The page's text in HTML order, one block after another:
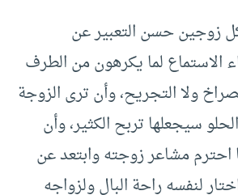
زوجين حسن التعبير عن
الاستماع لما يكرهون من الطرف
ولا التجريح، وأن ترى الزوجة
سيجعلها تربح الكثير، وأن
احترم مشاعر زوجته وابتعد عن
لنفسه راحة البال ولزواجه